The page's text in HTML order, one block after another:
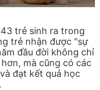
trẻ sinh ra trong
trẻ nhận được "sự
đầu đời không chỉ
mà cũng có các
đạt kết quả học